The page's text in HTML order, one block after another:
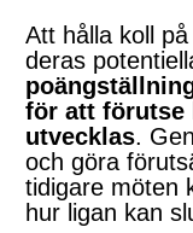
Att hålla koll
deras
för att förutse
utvecklas.
och göra
tidigare möten
hur ligan kan